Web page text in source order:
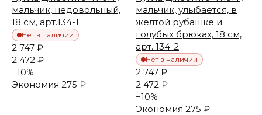
мальчик, недовольный,
18 см, арт.134-1
Нет в наличии
2 747 ₽
2 472 ₽
−10%
Экономия 275 ₽
мальчик, улыбается, в
желтой рубашке и
голубых брюках, 18 см,
арт. 134-2
Нет в наличии
2 747 ₽
2 472 ₽
−10%
Экономия 275 ₽